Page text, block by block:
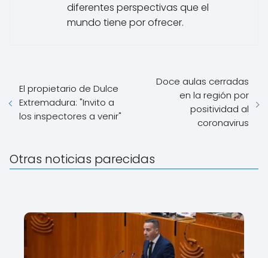
diferentes perspectivas que el
mundo tiene por ofrecer.
El propietario de Dulce
Extremadura: "Invito a
los inspectores a venir"
Doce aulas cerradas
en la región por
positividad al
coronavirus
Otras noticias parecidas